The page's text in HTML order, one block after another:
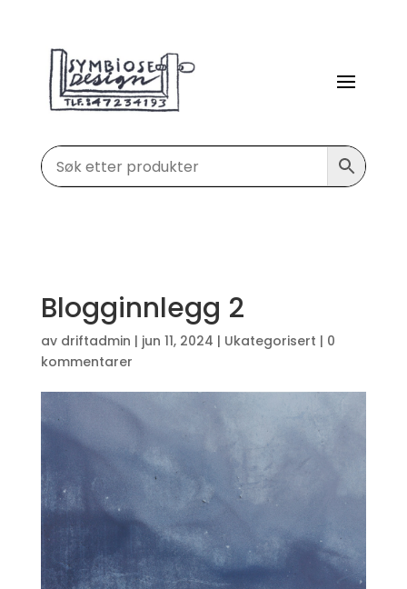
Blogginnlegg 2
av driftadmin | jun 11, 2024 | Ukategorisert | 0
kommentarer